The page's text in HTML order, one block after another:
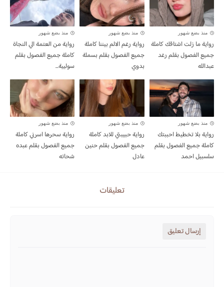
منذ بضع شهور
رواية ما زلت اشتاقك كاملة
جميع الفصول بقلم رغد
عبدالله
منذ بضع شهور
رواية رغم الالم بيننا كاملة
جميع الفصول بقلم بسملة
بدوي
منذ بضع شهور
رواية من العتمة الي النجاة
كاملة جميع الفصول بقلم
سوليية...
منذ بضع شهور
رواية بلا تخطيط احببتك
كاملة جميع الفصول بقلم
سلسبيل احمد
منذ بضع شهور
رواية حبيبتي للابد كاملة
جميع الفصول بقلم حنين
عادل
منذ بضع شهور
رواية سحرها اسرني كاملة
جميع الفصول بقلم عبده
شحاته
تعليقات
إرسال تعليق